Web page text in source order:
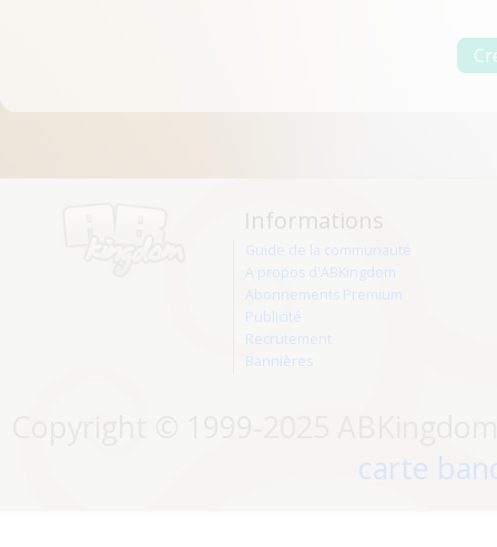
Informations
Guide de la communauté
A propos d'ABKingdom
Abonnements Premium
Publicité
Recrutement
Bannières
carte